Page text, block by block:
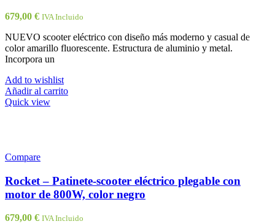
679,00 € IVA Incluido
NUEVO scooter eléctrico con diseño más moderno y casual de
color amarillo fluorescente. Estructura de aluminio y metal.
Incorpora un
Add to wishlist
Añadir al carrito
Quick view
Compare
Rocket – Patinete-scooter eléctrico plegable con
motor de 800W, color negro
679,00 € IVA Incluido